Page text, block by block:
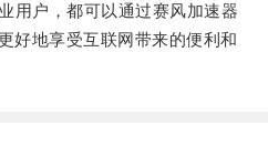
户，都可以通过赛风加速器
好地享受互联网带来的便利和